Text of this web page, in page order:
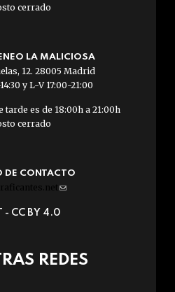
cerrado
LA MALICIOSA
12. 28005 Madrid
y L-V 17:00-21:00
tarde es de 18:00h a 21:00h
cerrado
DE CONTACTO
(link
e-
- CC BY 4.0
REDES